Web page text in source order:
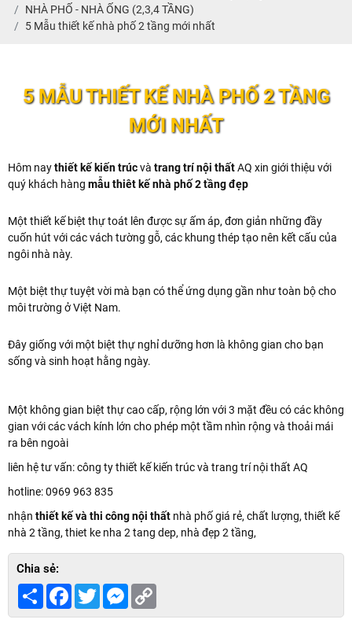
NHÀ PHỐ - NHÀ ỐNG (2,3,4 TẦNG)
5 Mẫu thiết kế nhà phố 2 tầng mới nhất
5 MẪU THIẾT KẾ NHÀ PHỐ 2 TẦNG
MỚI NHẤT
Hôm naythiết kế kiến trúcvà trang trí nội thấtAQ xin giới thiệu với
quý khách hàng mẫu thiêt kế nhà phố 2 tầng đẹp
Một thiết kế biệt thự toát lên được sự ấm áp, đơn giản những đầy
cuốn hút với các vách tường gỗ, các khung thép tạo nên kết cấu của
ngôi nhà này.
Một biệt thự tuyệt vời mà bạn có thể ứng dụng gần như toàn bộ cho
môi trường ở Việt Nam.
Đây giống với một biệt thự nghỉ dưỡng hơn là không gian cho bạn
sống và sinh hoạt hằng ngày.
Một không gian biệt thự cao cấp, rộng lớn với 3 mặt đều có các không
gian với các vách kính lớn cho phép một tầm nhìn rộng và thoải mái
ra bên ngoài
liên hệ tư vấn: công ty thiết kế kiến trúc và trang trí nội thất AQ
hotline: 0969 963 835
nhận thiết kế và thi công nội thất nhà phố giá rẻ, chất lượng, thiết kế
nhà 2 tầng, thiet ke nha 2 tang dep, nhà đẹp 2 tầng,
Chia sẻ:
Share Facebook
TwitterMessenger